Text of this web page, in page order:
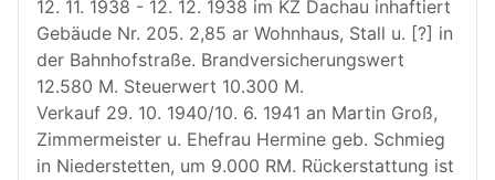
12. 11. 1938 - 12. 12. 1938 im KZ Dachau inhaftiert
Gebäude Nr. 205. 2,85 ar Wohnhaus, Stall u. [?] in
der Bahnhofstraße. Brandversicherungswert
12.580 M. Steuerwert 10.300 M.
Verkauf 29. 10. 1940/10. 6. 1941 an Martin Groß,
Zimmermeister u. Ehefrau Hermine geb. Schmieg
in Niederstetten, um 9.000 RM. Rückerstattung ist